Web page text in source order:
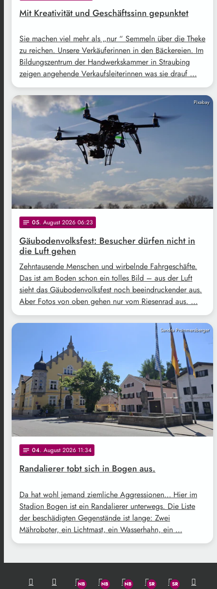
Mit Kreativität und Geschäftssinn gepunktet
Sie machen viel mehr als „nur “ Semmeln über die Theke
zu reichen. Unsere Verkäuferinnen in den Bäckereien. Im
Bildungszentrum der Handwerkskammer in Straubing
zeigen angehende Verkaufsleiterinnen was sie drauf …
Pixabay
notes 05. August 2026 06:23
Gäubodenvolksfest: Besucher dürfen nicht in
die Luft gehen
Zehntausende Menschen und wirbelnde Fahrgeschäfte.
Das ist am Boden schon ein tolles Bild – aus der Luft
sieht das Gäubodenvolksfest noch beeindruckender aus.
Aber Fotos von oben gehen nur vom Riesenrad aus. …
Sandra Prommersberger
notes 04. August 2026 11:34
Randalierer tobt sich in Bogen aus.
Da hat wohl jemand ziemliche Aggressionen… Hier im
Stadion Bogen ist ein Randalierer unterwegs. Die Liste
der beschädigten Gegenstände ist lange: Zwei
Mähroboter, ein Lichtmast, ein Wasserhahn, ein …